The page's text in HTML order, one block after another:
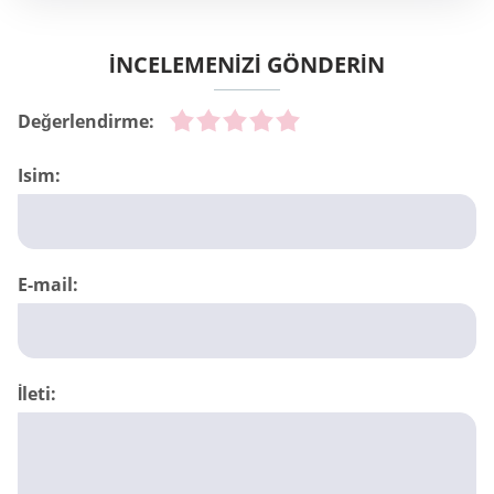
İNCELEMENİZİ GÖNDERİN
Değerlendirme:
Isim:
E-mail:
İleti: